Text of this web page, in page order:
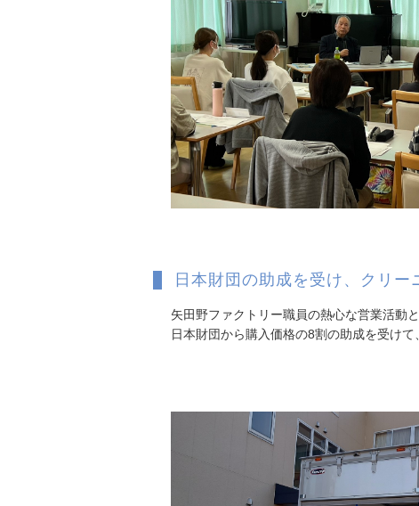
日本財団の助成を受け、クリー
矢田野ファクトリー職員の熱心な営業活動
日本財団から購入価格の8割の助成を受け